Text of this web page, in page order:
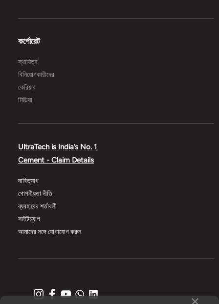
কর্পোরেট
স্থায়িত্ব
বিনিয়োগকারীদের
কেরিয়ার
মিডিয়া
UltraTech is India’s No. 1
Cement - Claim Details
দাবিত্যাগ
গোপনীয়তা নীতি
ব্যবহারের শর্তাবলী
সাইটম্যাপ
আমাদের সঙ্গে যোগাযোগ করুন